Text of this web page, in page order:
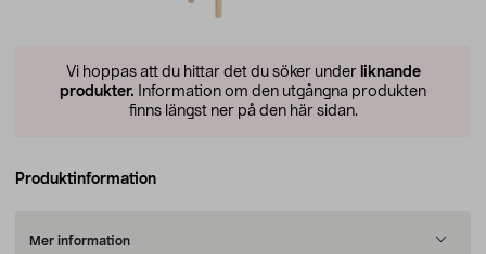
Vi hoppas att du hittar det du söker under liknande
produkter. Information om den utgångna produkten
finns längst ner på den här sidan.
Produktinformation
Mer information